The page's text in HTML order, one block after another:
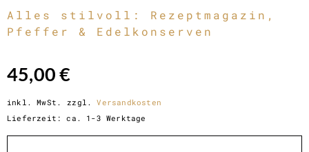
Alles stilvoll: Rezeptmagazin,
Pfeffer & Edelkonserven
45,00€
inkl. MwSt. zzgl.Versandkosten
Lieferzeit:ca. 1-3 Werktage